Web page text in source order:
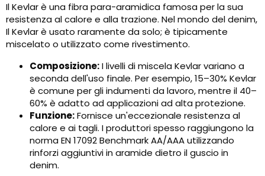
Il Kevlar è una fibra para-aramidica famosa per la sua
resistenza al calore e alla trazione. Nel mondo del denim,
Il Kevlar è usato raramente da solo; è tipicamente
miscelato o utilizzato come rivestimento.
Composizione:I livelli di miscela Kevlar variano a
seconda dell'uso finale. Per esempio, 15–30% Kevlar
è comune per gli indumenti da lavoro, mentre il 40–
60% è adatto ad applicazioni ad alta protezione.
Funzione:Fornisce un'eccezionale resistenza al
calore e ai tagli. I produttori spesso raggiungono la
norma EN 17092 Benchmark AA/AAA utilizzando
rinforzi aggiuntivi in ​​aramide dietro il guscio in
denim.